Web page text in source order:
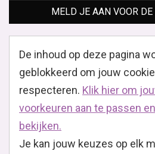
MELD JE AAN VOOR
De inhoud op deze pagina
geblokkeerd om jouw
respecteren. Klik hier om
voorkeuren aan te passen
bekijken.
Je kan jouw keuzes op elk